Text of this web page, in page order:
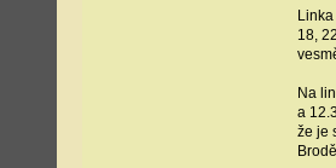
18,
Na
a
že je